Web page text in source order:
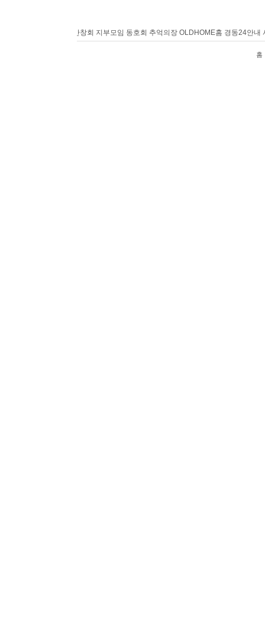
반창회 지부모임 동호회 추억의장 OLDHOME 홈 경동24안내
홈